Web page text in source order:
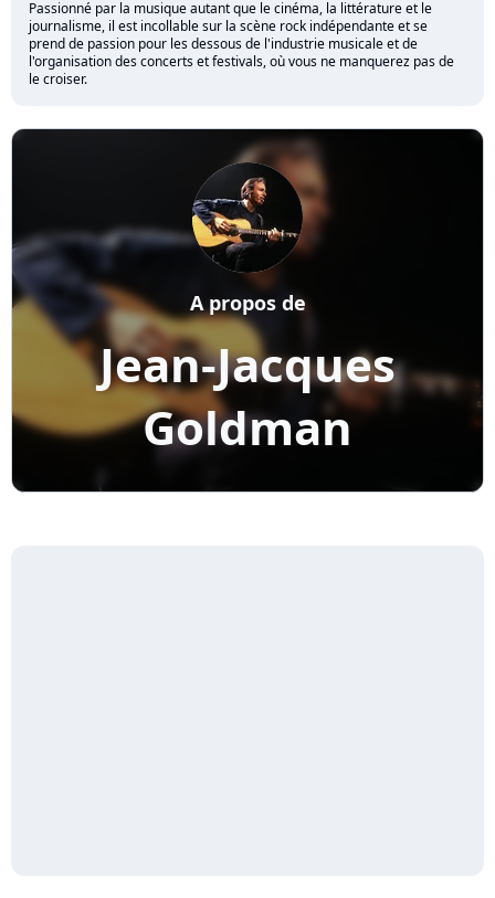
Passionné par la musique autant que le cinéma, la littérature et le
journalisme, il est incollable sur la scène rock indépendante et se
prend de passion pour les dessous de l'industrie musicale et de
l'organisation des concerts et festivals, où vous ne manquerez pas de
le croiser.
Jean-Jacques
Goldman
A propos de